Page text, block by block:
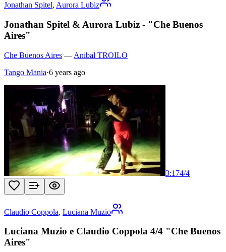
Jonathan Spitel, Aurora Lubiz
Jonathan Spitel & Aurora Lubiz - "Che Buenos
Aires"
Che Buenos Aires — Anibal TROILO
Tango Mania·6 years ago
3:174/4
Claudio Coppola, Luciana Muzio
Luciana Muzio e Claudio Coppola 4/4 "Che Buenos
Aires"